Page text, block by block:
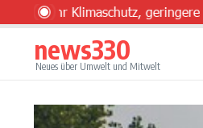
Zum Inhalt springen
Klimaschutz, geringere Kosten
news330
Neues über Umwelt und Mitwelt